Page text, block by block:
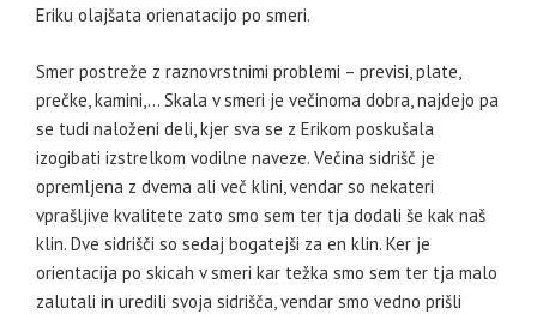
Eriku olajšata orienatacijo po smeri.
Smer postreže z raznovrstnimi problemi – previsi, plate,
prečke, kamini,… Skala v smeri je večinoma dobra, najdejo pa
se tudi naloženi deli, kjer sva se z Erikom poskušala
izogibati izstrelkom vodilne naveze. Večina sidrišč je
opremljena z dvema ali več klini, vendar so nekateri
vprašljive kvalitete zato smo sem ter tja dodali še kak naš
klin. Dve sidrišči so sedaj bogatejši za en klin. Ker je
orientacija po skicah v smeri kar težka smo sem ter tja malo
zalutali in uredili svoja sidrišča, vendar smo vedno prišli